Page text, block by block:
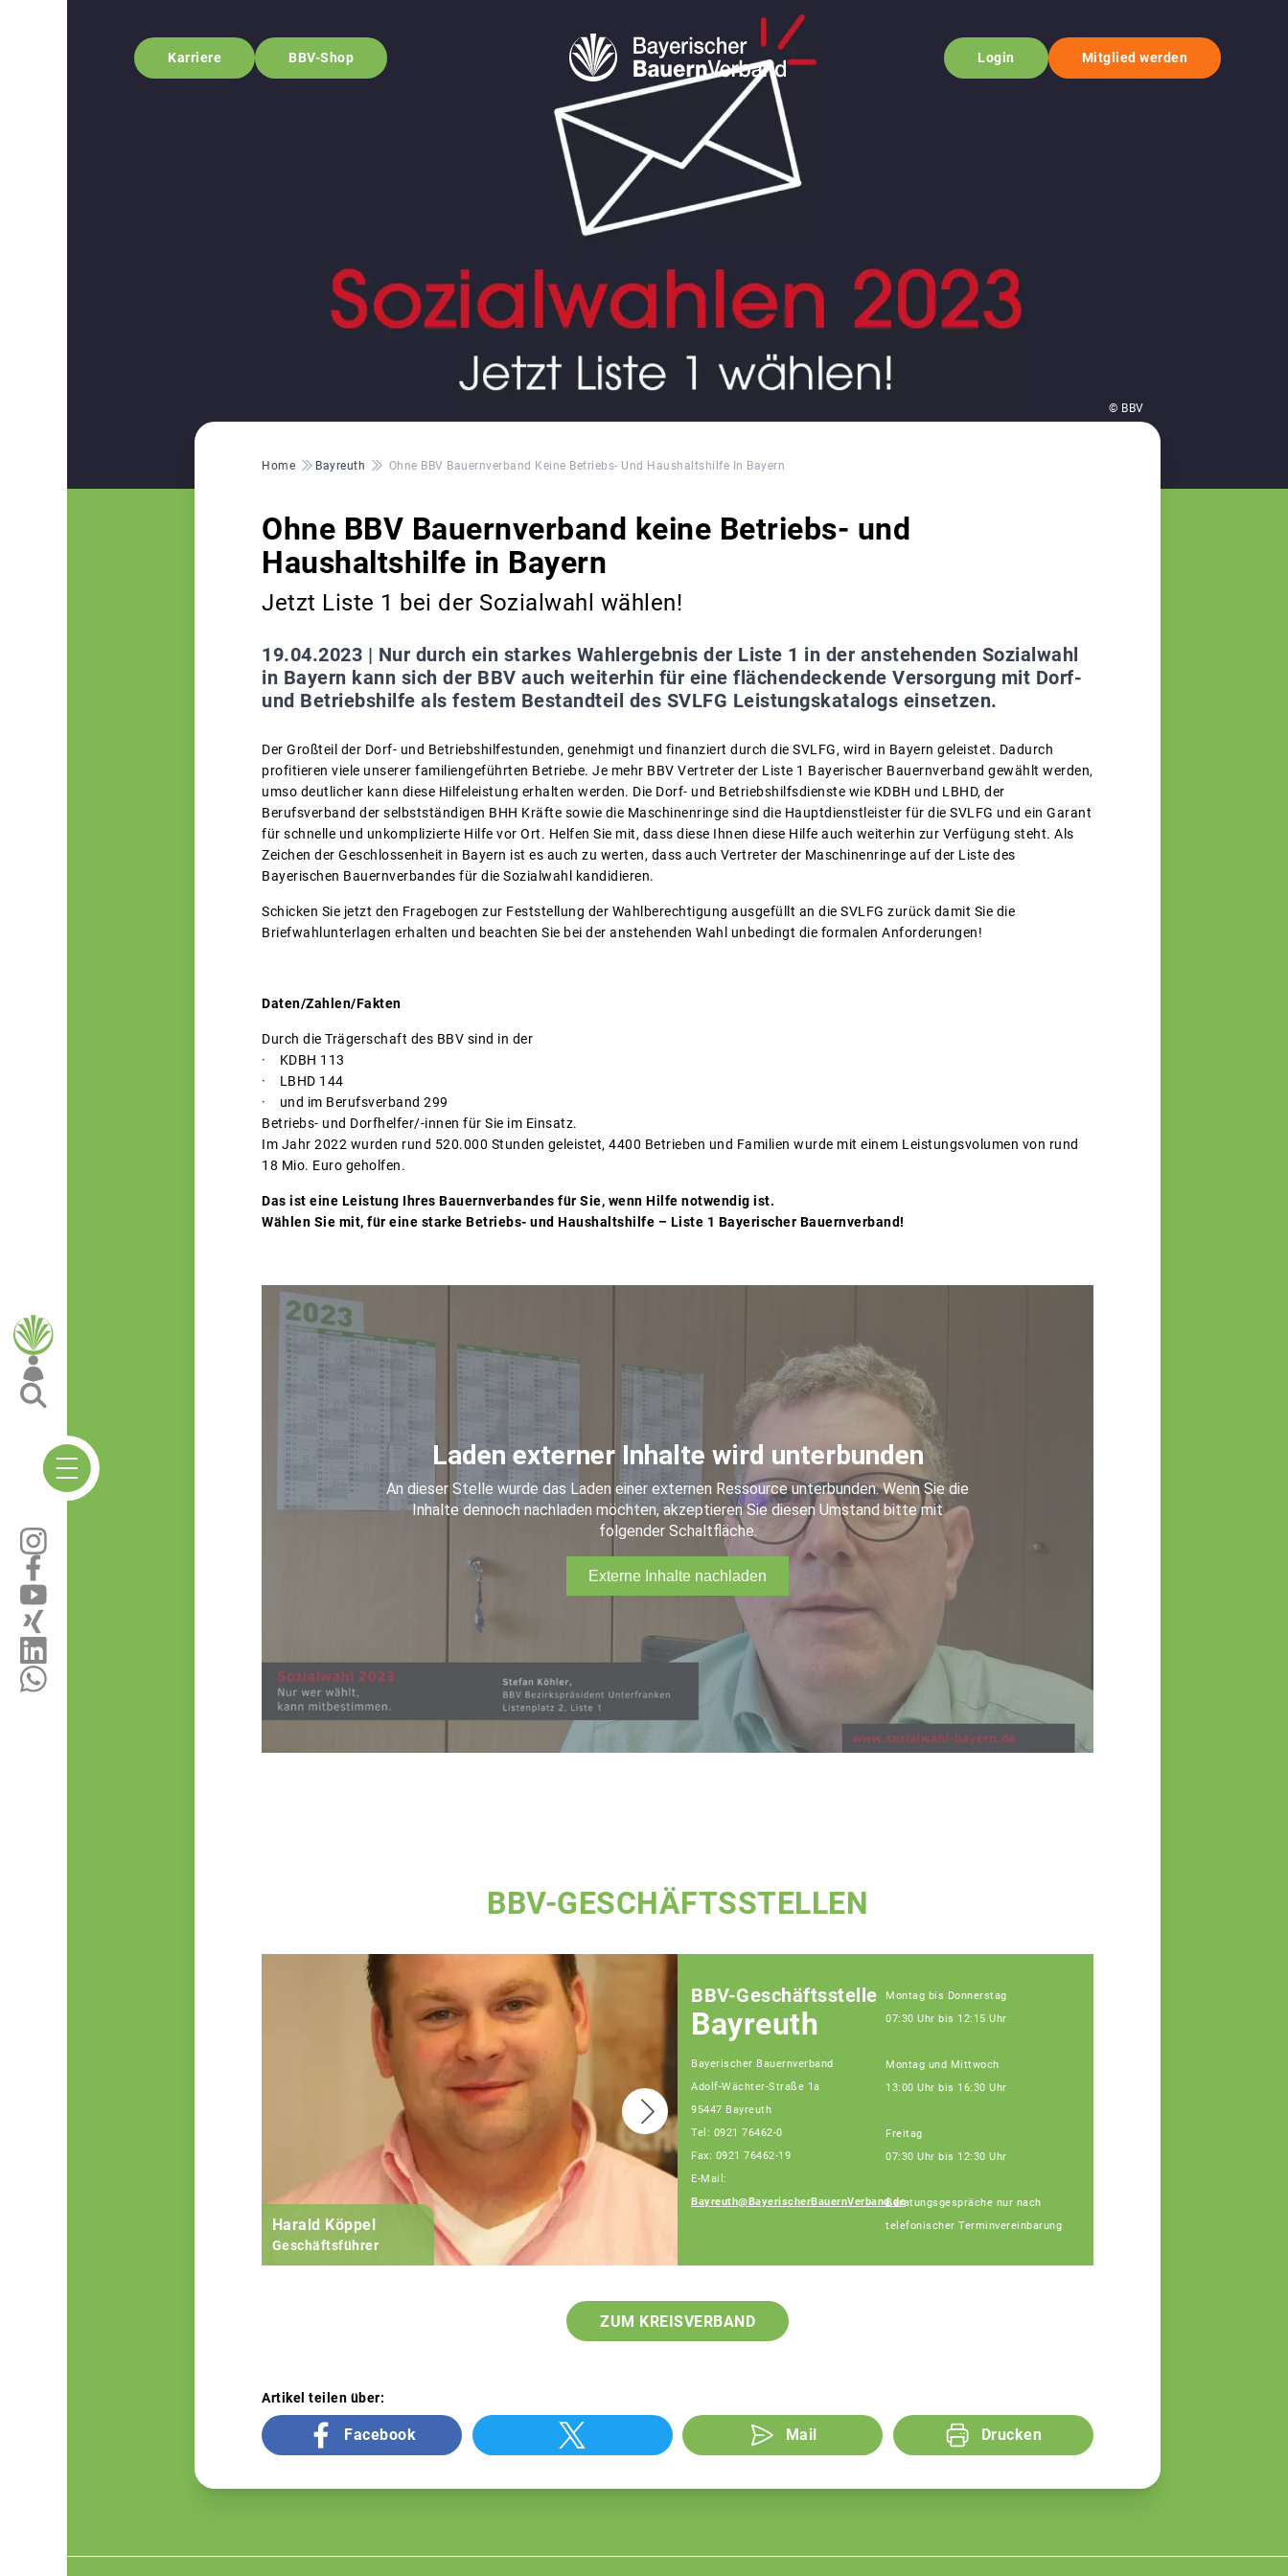
Karriere BBV-Shop Login Mitglied werden
© BBV
Pfadnavigation
Home Bayreuth Ohne BBV Bauernverband Keine Betriebs- Und Haushaltshilfe In Bayern
Ohne BBV Bauernverband keine Betriebs- und
Haushaltshilfe in Bayern
Jetzt Liste 1 bei der Sozialwahl wählen!
19.04.2023 | Nur durch ein starkes Wahlergebnis der Liste 1 in der anstehenden Sozialwahl
in Bayern kann sich der BBV auch weiterhin für eine flächendeckende Versorgung mit Dorf-
und Betriebshilfe als festem Bestandteil des SVLFG Leistungskatalogs einsetzen.
Der Großteil der Dorf- und Betriebshilfestunden, genehmigt und finanziert durch die SVLFG, wird in Bayern geleistet. Dadurch
profitieren viele unserer familiengeführten Betriebe. Je mehr BBV Vertreter der Liste 1 Bayerischer Bauernverband gewählt werden,
umso deutlicher kann diese Hilfeleistung erhalten werden. Die Dorf- und Betriebshilfsdienste wie KDBH und LBHD, der
Berufsverband der selbstständigen BHH Kräfte sowie die Maschinenringe sind die Hauptdienstleister für die SVLFG und ein Garant
für schnelle und unkomplizierte Hilfe vor Ort. Helfen Sie mit, dass diese Ihnen diese Hilfe auch weiterhin zur Verfügung steht. Als
Zeichen der Geschlossenheit in Bayern ist es auch zu werten, dass auch Vertreter der Maschinenringe auf der Liste des
Bayerischen Bauernverbandes für die Sozialwahl kandidieren.
Schicken Sie jetzt den Fragebogen zur Feststellung der Wahlberechtigung ausgefüllt an die SVLFG zurück damit Sie die
Briefwahlunterlagen erhalten und beachten Sie bei der anstehenden Wahl unbedingt die formalen Anforderungen!
Daten/Zahlen/Fakten
Durch die Trägerschaft des BBV sind in der
· KDBH 113
· LBHD 144
· und im Berufsverband 299
Betriebs- und Dorfhelfer/-innen für Sie im Einsatz.
Im Jahr 2022 wurden rund 520.000 Stunden geleistet, 4400 Betrieben und Familien wurde mit einem Leistungsvolumen von rund
18 Mio. Euro geholfen.
Das ist eine Leistung Ihres Bauernverbandes für Sie, wenn Hilfe notwendig ist.
Wählen Sie mit, für eine starke Betriebs- und Haushaltshilfe – Liste 1 Bayerischer Bauernverband!
BBV-GESCHÄFTSSTELLEN
Harald Köppel
Geschäftsführer
BBV-Geschäftsstelle
Bayreuth
Bayerischer Bauernverband
Adolf-Wächter-Straße 1a
95447 Bayreuth
Tel: 0921 76462-0
Fax: 0921 76462-19
E-Mail:
Bayreuth@BayerischerBauernVerband.de
Montag bis Donnerstag
07:30 Uhr bis 12:15 Uhr
Montag und Mittwoch
13:00 Uhr bis 16:30 Uhr
Freitag
07:30 Uhr bis 12:30 Uhr
Beratungsgespräche nur nach
telefonischer Terminvereinbarung
ZUM KREISVERBAND
Artikel teilen über:
Facebook Mail Drucken